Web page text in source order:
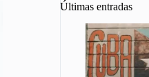
Últimas entradas